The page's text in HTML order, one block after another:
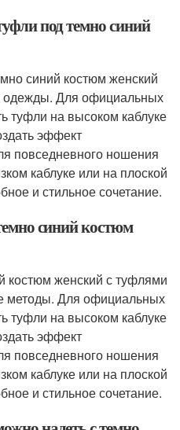
под темно синий
синий костюм женский
одежды. Для официальных
туфли на высоком каблуке
эффект
повседневного ношения
каблуке или на плоской
и стильное сочетание.
синий костюм
костюм женский с туфлями
методы. Для официальных
туфли на высоком каблуке
эффект
повседневного ношения
каблуке или на плоской
и стильное сочетание.